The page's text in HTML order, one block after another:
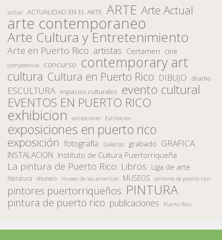
actual ACTUALIDAD EN EL ARTE ARTE Arte Actual
arte contemporaneo
Arte Cultura y Entretenimiento
Arte en Puerto Rico artistas Certamen cine
competencia concurso contemporary art
cultura Cultura en Puerto Rico DIBUJO diseño
ESCULTURA espacios culturales evento cultural
EVENTOS EN PUERTO RICO
exhibicion exhibiciones Exhibición
exposiciones en puerto rico
exposición fotografía Galerias grabado GRAFICA
INSTALACION Instituto de Cultura Puertorriqueña
La pintura de Puerto Rico Libros Liga de arte
literatura museo museo de las americas MUSEOS pintores de puerto rico
pintores puertorriqueños PINTURA
pintura de puerto rico publicaciones Puerto Rico